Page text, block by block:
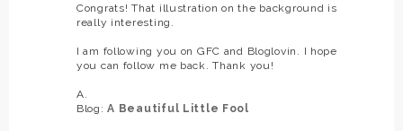
Congrats! That illustration on the background is
really interesting.
I am following you on GFC and Bloglovin. I hope
you can follow me back. Thank you!
A.
Blog:A Beautiful Little Fool